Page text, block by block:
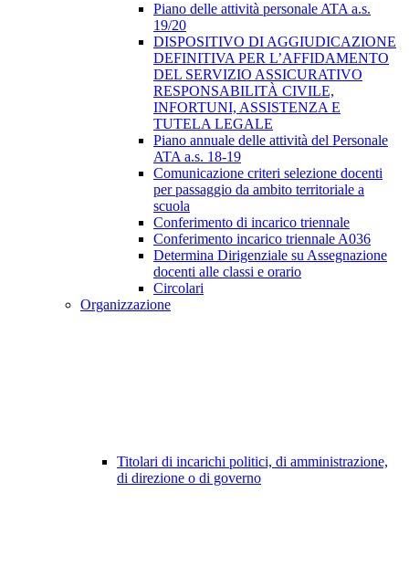
Piano delle attività personale ATA a.s.
19/20
DISPOSITIVO DI AGGIUDICAZIONE
DEFINITIVA PER L’AFFIDAMENTO
DEL SERVIZIO ASSICURATIVO
RESPONSABILITÀ CIVILE,
INFORTUNI, ASSISTENZA E
TUTELA LEGALE
Piano annuale delle attività del Personale
ATA a.s. 18-19
Comunicazione criteri selezione docenti
per passaggio da ambito territoriale a
scuola
Conferimento di incarico triennale
Conferimento incarico triennale A036
Determina Dirigenziale su Assegnazione
docenti alle classi e orario
Circolari
Organizzazione
Titolari di incarichi politici, di amministrazione,
di direzione o di governo